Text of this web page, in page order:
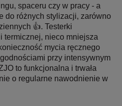
spaceru czy w pracy - a
do różnych stylizacji, zarówno
👍. Testerki
termicznej, nieco mniejsza
mycia ręcznego
przy intensywnym
to funkcjonalna i trwała
o regularne nawodnienie w